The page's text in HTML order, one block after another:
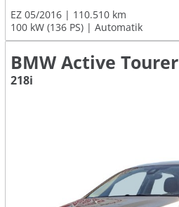
EZ 05/2016
110.510 km
100 kW (136 PS)
Automatik
BMW Active Tourer
218i